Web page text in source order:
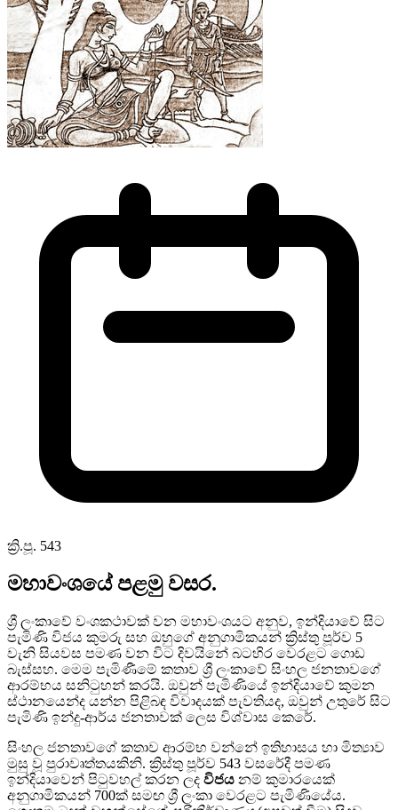
ක්‍රි.පූ. 543
මහාවංශයේ පළමු වසර.
ශ්‍රී ලංකාවේ වංශකථාවක් වන මහාවංශයට අනුව, ඉන්දියාවේ සිට
පැමිණි විජය කුමරු සහ ඔහුගේ අනුගාමිකයන් ක්‍රිස්තු පූර්ව 5
වැනි සියවස පමණ වන විට දිවයිනේ බටහිර වෙරළට ගොඩ
බැස්සහ. මෙම පැමිණීමේ කතාව ශ්‍රී ලංකාවේ සිංහල ජනතාවගේ
ආරම්භය සනිටුහන් කරයි. ඔවුන් පැමිණියේ ඉන්දියාවේ කුමන
ස්ථානයෙන්ද යන්න පිළිබඳ විවාදයක් පැවතියද, ඔවුන් උතුරේ සිට
පැමිණි ඉන්දු-ආර්ය ජනතාවක් ලෙස විශ්වාස කෙරේ.
සිංහල ජනතාවගේ කතාව ආරම්භ වන්නේ ඉතිහාසය හා මිත්‍යාව
මුසු වූ පුරාවෘත්තයකිනි. ක්‍රිස්තු පූර්ව 543 වසරේදී පමණ
ඉන්දියාවෙන් පිටුවහල් කරන ලද විජය නම් කුමාරයෙක්
අනුගාමිකයන් 700ක් සමඟ ශ්‍රී ලංකා වෙරළට පැමිණියේය.